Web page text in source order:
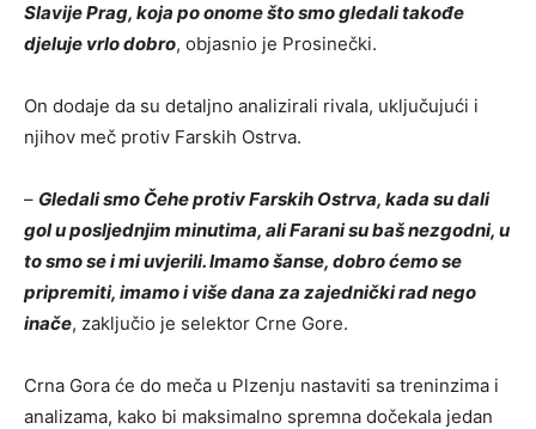
Slavije Prag, koja po onome što smo gledali takođe
djeluje vrlo dobro, objasnio je Prosinečki.
On dodaje da su detaljno analizirali rivala, uključujući i
njihov meč protiv Farskih Ostrva.
– Gledali smo Čehe protiv Farskih Ostrva, kada su dali
gol u posljednjim minutima, ali Farani su baš nezgodni, u
to smo se i mi uvjerili. Imamo šanse, dobro ćemo se
pripremiti, imamo i više dana za zajednički rad nego
inače, zaključio je selektor Crne Gore.
Crna Gora će do meča u Plzenju nastaviti sa treninzima i
analizama, kako bi maksimalno spremna dočekala jedan